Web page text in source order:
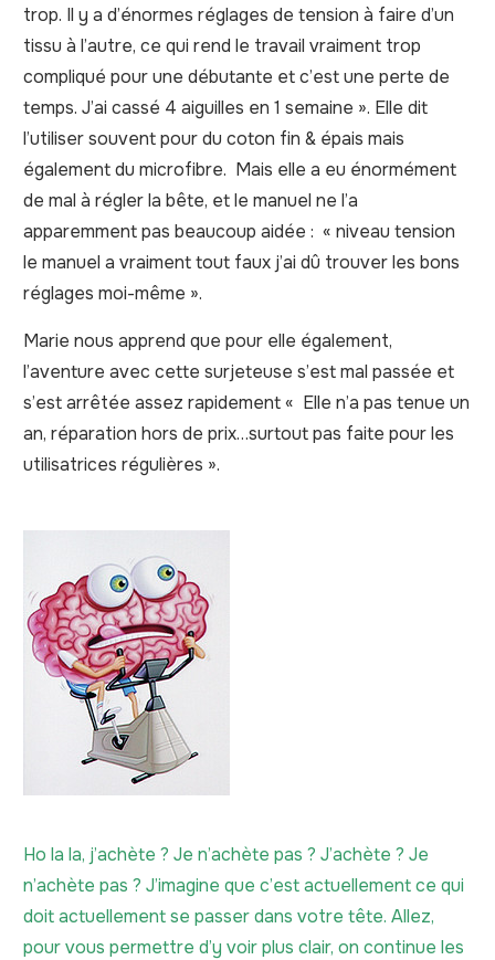
trop. Il y a d’énormes réglages de tension à faire d’un
tissu à l’autre, ce qui rend le travail vraiment trop
compliqué pour une débutante et c’est une perte de
temps. J’ai cassé 4 aiguilles en 1 semaine ». Elle dit
l’utiliser souvent pour du coton fin & épais mais
également du microfibre. Mais elle a eu énormément
de mal à régler la bête, et le manuel ne l’a
apparemment pas beaucoup aidée : « niveau tension
le manuel a vraiment tout faux j’ai dû trouver les bons
réglages moi-même ».
Marie nous apprend que pour elle également,
l’aventure avec cette surjeteuse s’est mal passée et
s’est arrêtée assez rapidement « Elle n’a pas tenue un
an, réparation hors de prix…surtout pas faite pour les
utilisatrices régulières ».
Ho la la, j’achète ? Je n’achète pas ? J’achète ? Je
n’achète pas ? J’imagine que c’est actuellement ce qui
doit actuellement se passer dans votre tête. Allez,
pour vous permettre d’y voir plus clair, on continue les